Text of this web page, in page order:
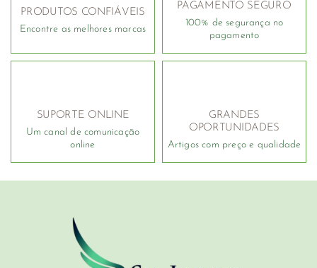
PRODUTOS CONFIÁVEIS
Encontre as melhores marcas
PAGAMENTO SEGURO
100% de segurança no
pagamento
SUPORTE ONLINE
Um canal de comunicação
online
GRANDES
OPORTUNIDADES
Artigos com preço e qualidade